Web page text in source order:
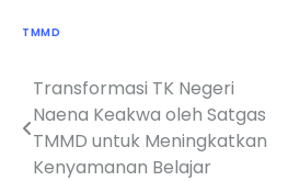
TMMD
Navigasi
pos
Transformasi TK Negeri
Naena Keakwa oleh Satgas
TMMD untuk Meningkatkan
Kenyamanan Belajar